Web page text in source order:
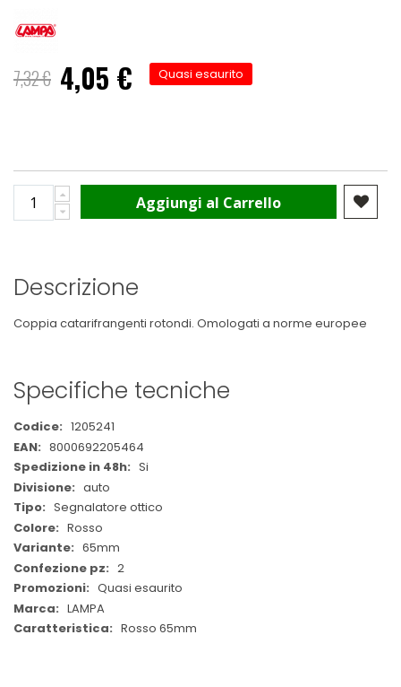
7,32 €
Prezzo
speciale
4,05 € Quasi esaurito
Aggiungi al Carrello
Descrizione
Coppia catarifrangenti rotondi. Omologati a norme europee
Specifiche tecniche
Maggiori
Informazioni
1205241
8000692205464
Si
auto
Segnalatore ottico
Rosso
65mm
2
Quasi esaurito
LAMPA
Rosso 65mm